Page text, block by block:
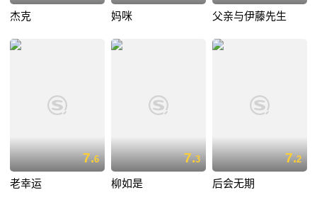
杰克 妈咪 父亲与伊藤先生
7.6
老幸运
7.3
柳如是
7.2
后会无期